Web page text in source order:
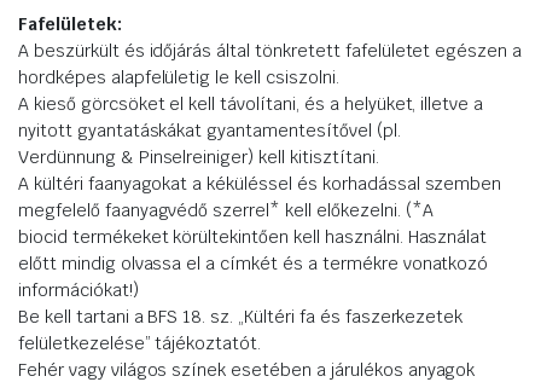
Fafelületek:
A beszürkült és időjárás által tönkretett fafelületet egészen a
hordképes alapfelületig le kell csiszolni.
A kieső görcsöket el kell távolítani, és a helyüket, illetve a
nyitott gyantatáskákat gyantamentesítővel (pl.
Verdünnung & Pinselreiniger) kell kitisztítani.
A kültéri faanyagokat a kéküléssel és korhadással szemben
megfelelő faanyagvédő szerrel* kell előkezelni. (*A
biocid termékeket körültekintően kell használni. Használat
előtt mindig olvassa el a címkét és a termékre vonatkozó
információkat!)
Be kell tartani a BFS 18. sz. „Kültéri fa és faszerkezetek
felületkezelése” tájékoztatót.
Fehér vagy világos színek esetében a járulékos anyagok